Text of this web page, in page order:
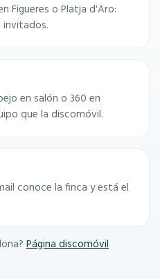
Figueres o Platja d'Aro:
en salón o 360 en
que la discomóvil.
conoce la finca y está el
Página discomóvil